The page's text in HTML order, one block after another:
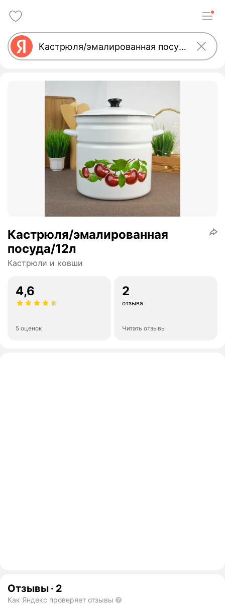
Кастрюля/эмалированная
посуда/12л
Кастрюли и ковши
4,6
5 оценок
2
отзыва
Читать отзывы
Отзывы · 2
Как Яндекс проверяет отзывы